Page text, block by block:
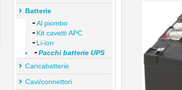
Batterie
Al piombo
Kit cavetti APC
Li-ion
Pacchi batterie UPS
Caricabatterie
Cavi/connettori